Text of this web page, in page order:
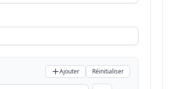
Ajouter Réinitialiser